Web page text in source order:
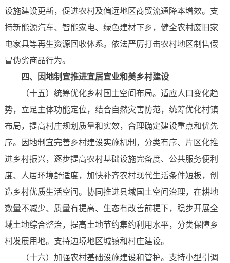
设施建设更新，促进农村及偏远地区商贸流通降本增效。支
持新能源汽车、智能家电、绿色建材下乡，健全农村废旧家
电家具等再生资源回收体系。依法严厉打击农村地区制售假
冒伪劣商品行为。
四、因地制宜推进宜居宜业和美乡村建设
（十五）统筹优化乡村国土空间布局。适应人口变化趋
势，立足主体功能定位，结合自然灾害防范，统筹优化村镇
布局，提高村庄规划质量和实效，合理确定建设重点和优先
序。因地制宜完善乡村建设实施机制，分类有序、片区化推
进乡村振兴，逐步提高农村基础设施完备度、公共服务便利
度、人居环境舒适度，加快补齐农村现代生活条件短板，创
造乡村优质生活空间。协同推进县域国土空间治理，在耕地
数量不减少、质量有提高、生态有改善前提下，稳步开展全
域土地综合整治，提高土地节约集约利用水平，分类保障乡
村发展用地。支持边境地区城镇和村庄建设。
（十六）加强农村基础设施建设和管护。支持小型引调